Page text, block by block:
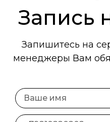
Запись
Запишитесь на
менеджеры Вам